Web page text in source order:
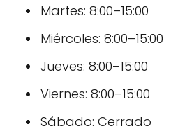
Martes: 8:00–15:00
Miércoles: 8:00–15:00
Jueves: 8:00–15:00
Viernes: 8:00–15:00
Sábado: Cerrado